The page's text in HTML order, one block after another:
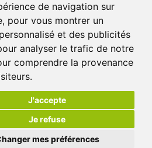
de navigation sur
pour vous montrer un
et des publicités
analyser le trafic de notre
comprendre la provenance
J'accepte
Je refuse
mes préférences
PAIEMENT SÉCURISÉ
– Tous droits réservés –
Pharmacie Cloud